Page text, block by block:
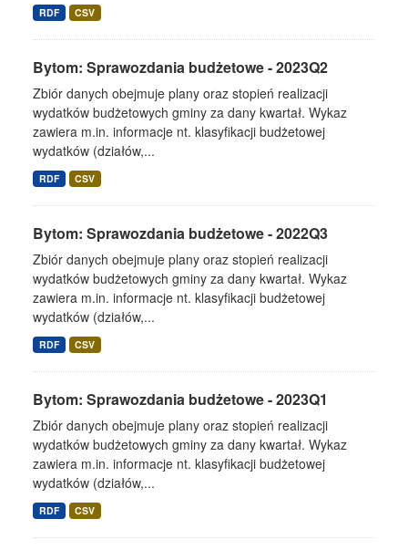
RDF CSV
Bytom: Sprawozdania budżetowe - 2023Q2
Zbiór danych obejmuje plany oraz stopień realizacji
wydatków budżetowych gminy za dany kwartał. Wykaz
zawiera m.in. informacje nt. klasyfikacji budżetowej
wydatków (działów,...
RDF CSV
Bytom: Sprawozdania budżetowe - 2022Q3
Zbiór danych obejmuje plany oraz stopień realizacji
wydatków budżetowych gminy za dany kwartał. Wykaz
zawiera m.in. informacje nt. klasyfikacji budżetowej
wydatków (działów,...
RDF CSV
Bytom: Sprawozdania budżetowe - 2023Q1
Zbiór danych obejmuje plany oraz stopień realizacji
wydatków budżetowych gminy za dany kwartał. Wykaz
zawiera m.in. informacje nt. klasyfikacji budżetowej
wydatków (działów,...
RDF CSV